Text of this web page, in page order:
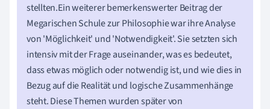
stellten.Ein weiterer bemerkenswerter Beitrag der
Megarischen Schule zur Philosophie war ihre Analyse
von 'Möglichkeit' und 'Notwendigkeit'. Sie setzten sich
intensiv mit der Frage auseinander, was es bedeutet,
dass etwas möglich oder notwendig ist, und wie dies in
Bezug auf die Realität und logische Zusammenhänge
steht. Diese Themen wurden später von